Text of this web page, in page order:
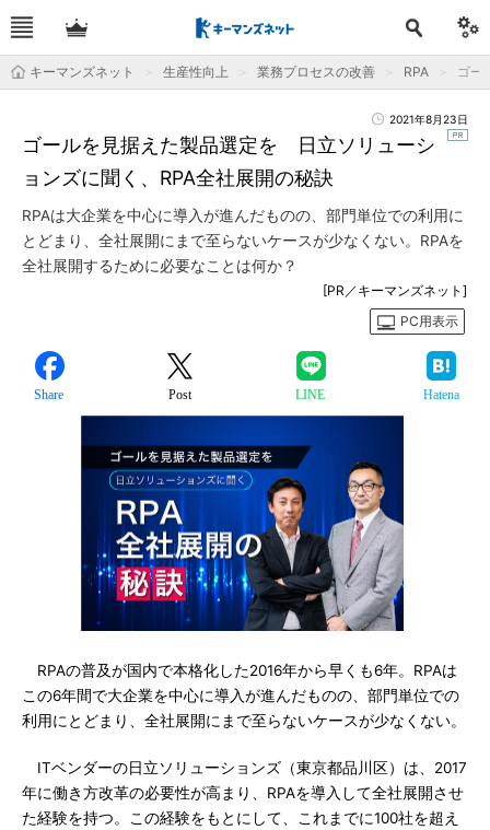
キーマンズネット 生産性向上 業務プロセスの改善 RPA ゴー
2021年8月23日
ゴールを見据えた製品選定を 日立ソリューシ
ョンズに聞く、RPA全社展開の秘訣
RPAは大企業を中心に導入が進んだものの、部門単位での利用に
とどまり、全社展開にまで至らないケースが少なくない。RPAを
全社展開するために必要なことは何か？
[PR／キーマンズネット]
PC用表示
Share Post LINE Hatena
RPAの普及が国内で本格化した2016年から早くも6年。RPAは
この6年間で大企業を中心に導入が進んだものの、部門単位での
利用にとどまり、全社展開にまで至らないケースが少なくない。
ITベンダーの日立ソリューションズ（東京都品川区）は、2017
年に働き方改革の必要性が高まり、RPAを導入して全社展開させ
た経験を持つ。この経験をもとにして、これまでに100社を超え